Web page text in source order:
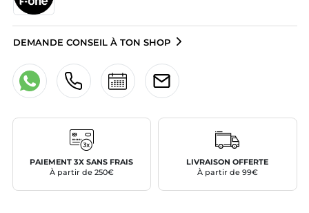
DEMANDE CONSEIL À TON SHOP
PAIEMENT 3X SANS FRAIS
À partir de 250€
LIVRAISON OFFERTE
À partir de 99€